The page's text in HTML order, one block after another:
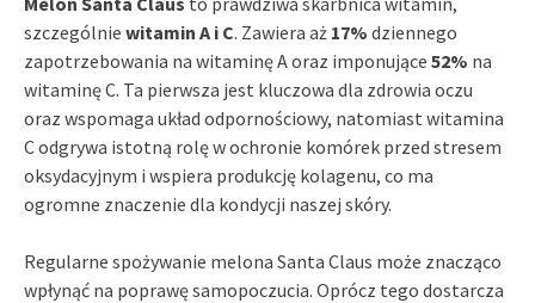
szczególnie witamin A i C. Zawiera aż 17% dziennego
zapotrzebowania na witaminę A oraz imponujące 52% na
witaminę C. Ta pierwsza jest kluczowa dla zdrowia oczu
oraz wspomaga układ odpornościowy, natomiast witamina
C odgrywa istotną rolę w ochronie komórek przed stresem
oksydacyjnym i wspiera produkcję kolagenu, co ma
ogromne znaczenie dla kondycji naszej skóry.
Regularne spożywanie melona Santa Claus może znacząco
wpłynąć na poprawę samopoczucia. Oprócz tego dostarcza